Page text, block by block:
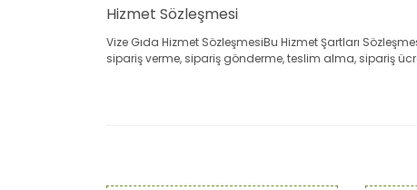
Hizmet Sözleşmesi
Vize Gıda Hizmet SözleşmesiBu Hizmet Şartları
sipariş verme, sipariş gönderme, teslim alma, sipariş